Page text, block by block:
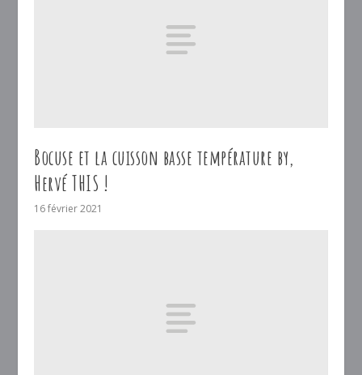
Bocuse et la cuisson basse température by,
Hervé THIS !
16 février 2021